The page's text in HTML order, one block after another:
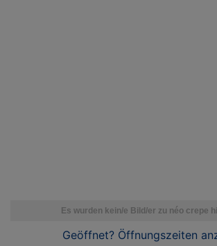
Geöffnet? Öffnungszeiten